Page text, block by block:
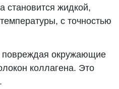
становится жидкой,
с точностью
окружающие
коллагена. Это